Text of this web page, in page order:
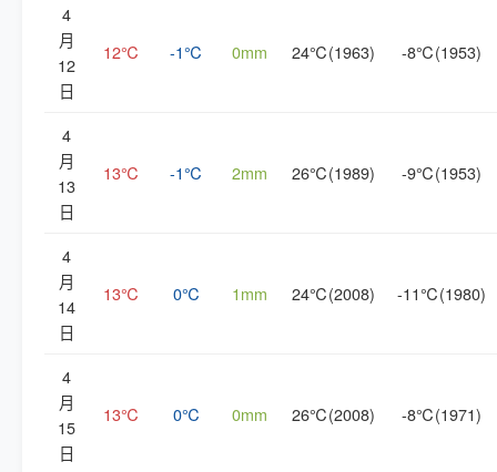
4
月
12
日
12℃ -1℃ 0mm 24℃(1963) -8℃(1953)
4
月
13
日
13℃ -1℃ 2mm 26℃(1989) -9℃(1953)
4
月
14
日
13℃ 0℃ 1mm 24℃(2008) -11℃(1980)
4
月
15
日
13℃ 0℃ 0mm 26℃(2008) -8℃(1971)